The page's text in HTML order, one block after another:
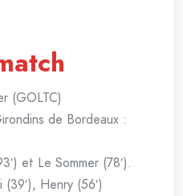
(GOLTC)
de Bordeaux :
et Le Sommer (78′).
Henry (56′)